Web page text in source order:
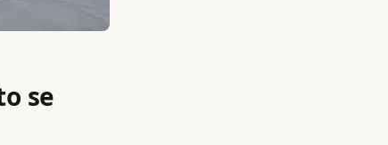
se